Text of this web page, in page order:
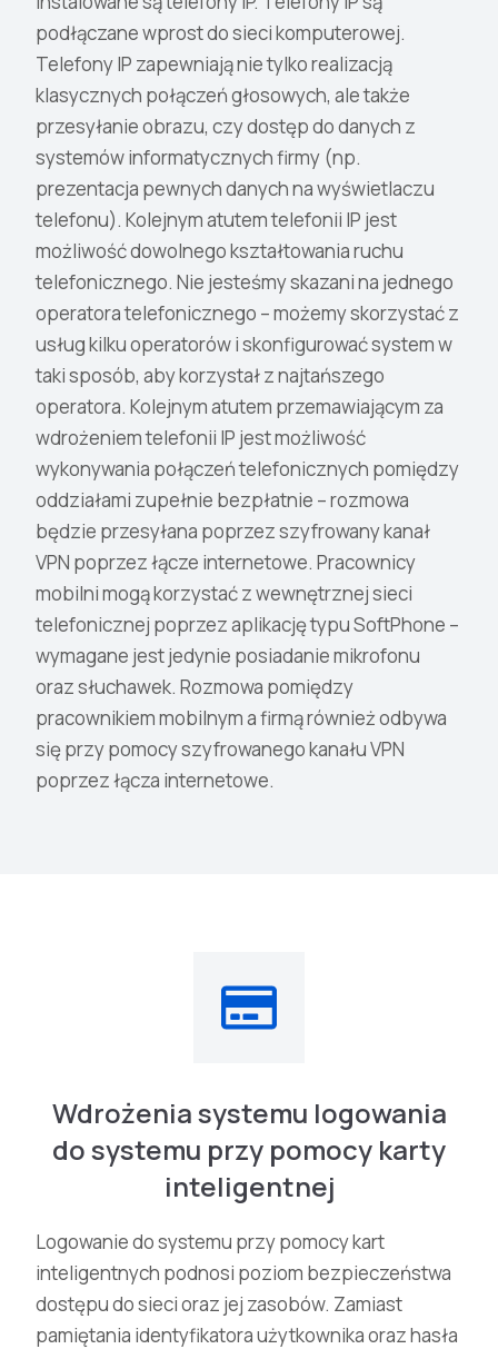
podłączane wprost do sieci komputerowej.
Telefony IP zapewniają nie tylko realizacją
klasycznych połączeń głosowych, ale także
przesyłanie obrazu, czy dostęp do danych z
systemów informatycznych firmy (np.
prezentacja pewnych danych na wyświetlaczu
telefonu). Kolejnym atutem telefonii IP jest
możliwość dowolnego kształtowania ruchu
telefonicznego. Nie jesteśmy skazani na jednego
operatora telefonicznego – możemy skorzystać z
usług kilku operatorów i skonfigurować system w
taki sposób, aby korzystał z najtańszego
operatora. Kolejnym atutem przemawiającym za
wdrożeniem telefonii IP jest możliwość
wykonywania połączeń telefonicznych pomiędzy
oddziałami zupełnie bezpłatnie – rozmowa
będzie przesyłana poprzez szyfrowany kanał
VPN poprzez łącze internetowe. Pracownicy
mobilni mogą korzystać z wewnętrznej sieci
telefonicznej poprzez aplikację typu SoftPhone –
wymagane jest jedynie posiadanie mikrofonu
oraz słuchawek. Rozmowa pomiędzy
pracownikiem mobilnym a firmą również odbywa
się przy pomocy szyfrowanego kanału VPN
poprzez łącza internetowe.
Wdrożenia systemu logowania
do systemu przy pomocy karty
inteligentnej
Logowanie do systemu przy pomocy kart
inteligentnych podnosi poziom bezpieczeństwa
dostępu do sieci oraz jej zasobów. Zamiast
pamiętania identyfikatora użytkownika oraz hasła